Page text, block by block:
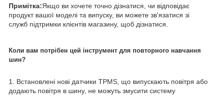
Примітка:Якщо ви хочете точно дізнатися, чи відповідає
продукт вашої моделі та випуску, ви можете зв'язатися зі
служб підтримки клієнтів магазину, щоб дізнатися.
Коли вам потрібен цей інструмент для повторного навчання
шин?
1. Встановлені нові датчики TPMS, що випускають повітря або
додають повітря в шину, не можуть змусити систему